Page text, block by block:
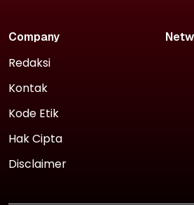
Company
Redaksi
Kontak
Kode Etik
Hak Cipta
Disclaimer